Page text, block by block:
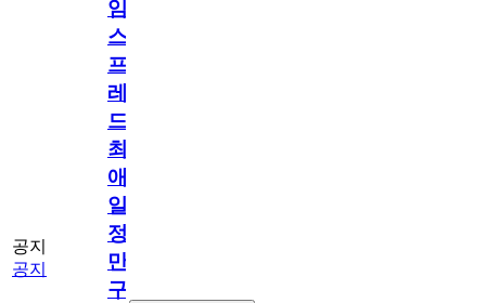
공지
공지
임
스
프
레
드]
최
애
일
정
만
구